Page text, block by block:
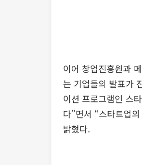
이어 창업진흥원과
는 기업들의 발표가
이션 프로그램인 스
다”면서 “스타트업
밝혔다.